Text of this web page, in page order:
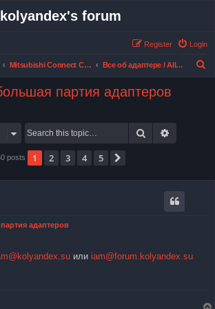
kolyandex's forum
Login
Register
Mitsubishi Connect CAN bus adapter Все об адаптере / All about adapter
партия адаптеров
Search
posts 1 2 3 4 5
адаптеров
или iam@forum.kolyandex.su